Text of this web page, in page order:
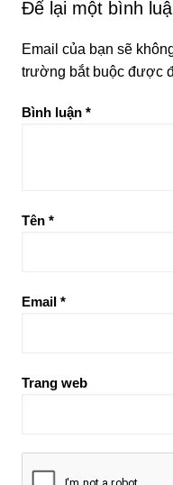
Để lại một bình
Email của bạn sẽ
trường bắt buộc được
Bình luận *
Tên *
Email *
Trang web